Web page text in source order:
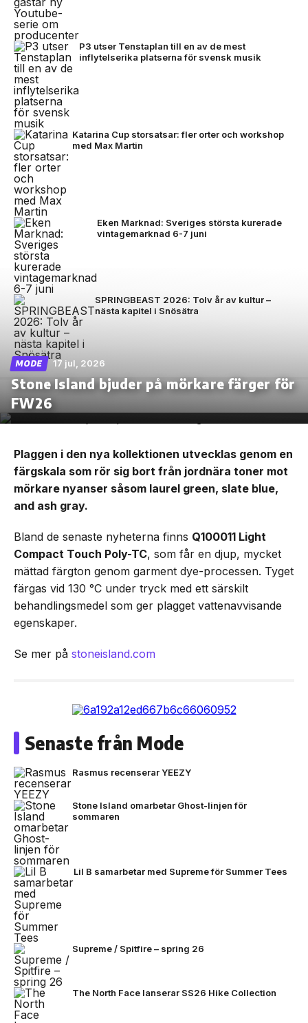
P3 utser Tenstaplan till en av de mest
inflytelserika platserna för svensk musik
Katarina Cup storsatsar: fler orter och workshop
med Max Martin
Eken Marknad: Sveriges största kurerade
vintagemarknad 6-7 juni
SPRINGBEAST 2026: Tolv år av kultur –
nästa kapitel i Snösätra
MODE 17 jul, 2026
Stone Island bjuder på mörkare färger för
FW26
Plaggen i den nya kollektionen utvecklas genom en
färgskala som rör sig bort från jordnära toner mot
mörkare nyanser såsom laurel green, slate blue,
and ash gray.
Bland de senaste nyheterna finns Q100011 Light
Compact Touch Poly-TC, som får en djup, mycket
mättad färgton genom garment dye-processen. Tyget
färgas vid 130 °C under tryck med ett särskilt
behandlingsmedel som ger plagget vattenavvisande
egenskaper.
Se mer på stoneisland.com
Senaste från Mode
Rasmus recenserar YEEZY
Stone Island omarbetar Ghost-linjen för
sommaren
Lil B samarbetar med Supreme för Summer Tees
Supreme / Spitfire – spring 26
The North Face lanserar SS26 Hike Collection